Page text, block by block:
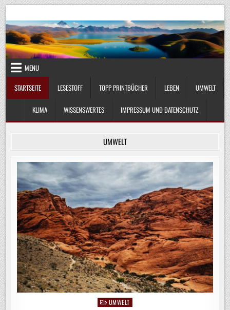
Skip
to
content
UmweltKlima.com
MENU
STARTSEITE
LESESTOFF TOPP PRINTBÜCHER LEBEN UMWELT
KLIMA WISSENSWERTES IMPRESSUM UND DATENSCHUTZ
UMWELT
PostedUMWELT